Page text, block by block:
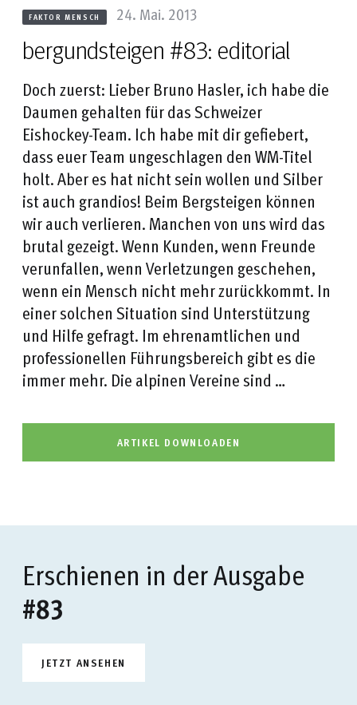
bergundsteigen #83: editorial
FAKTOR MENSCH 24. Mai. 2013
Doch zuerst: Lieber Bruno Hasler, ich habe die
Daumen gehalten für das Schweizer
Eishockey-Team. Ich habe mit dir gefiebert,
dass euer Team ungeschlagen den WM-Titel
holt. Aber es hat nicht sein wollen und Silber
ist auch grandios! Beim Bergsteigen können
wir auch verlieren. Manchen von uns wird das
brutal gezeigt. Wenn Kunden, wenn Freunde
verunfallen, wenn Verletzungen geschehen,
wenn ein Mensch nicht mehr zurückkommt. In
einer solchen Situation sind Unterstützung
und Hilfe gefragt. Im ehrenamtlichen und
professionellen Führungsbereich gibt es die
immer mehr. Die alpinen Vereine sind …
ARTIKEL DOWNLOADEN
Erschienen in der Ausgabe
#83
JETZT ANSEHEN